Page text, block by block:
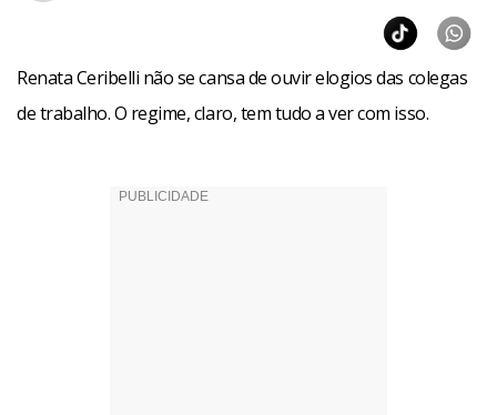
Renata Ceribelli não se cansa de ouvir elogios das colegas
de trabalho. O regime, claro, tem tudo a ver com isso.